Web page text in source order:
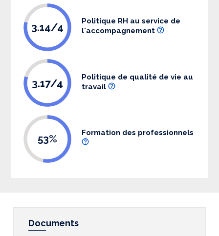
3.14/4
Politique RH au service de
l'accompagnement
3.17/4
Politique de qualité de vie au
travail
53% Formation des professionnels
Documents